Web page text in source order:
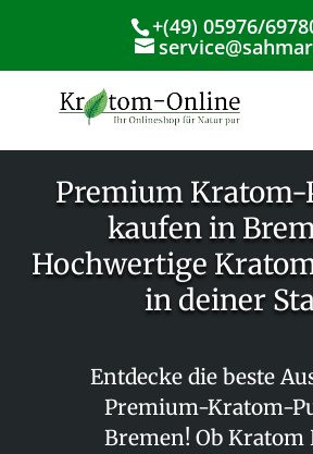
+(49) 05976/
Premium
kaufen in
Hochwertige
in deiner
Entdecke die beste
Premium-Kratom-
Bremen! Ob Kratom